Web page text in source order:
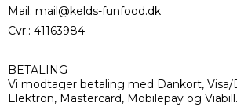
Mail: mail@kelds-funfood.dk
Cvr.: 41163984
BETALING
Vi modtager betaling med Dankort, Visa/
Elektron, Mastercard, Mobilepay og Viabill.